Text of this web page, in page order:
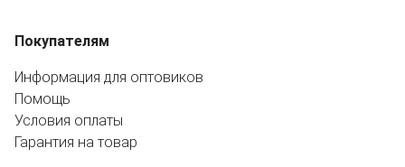
Покупателям
Информация для оптовиков
Помощь
Условия оплаты
Гарантия на товар